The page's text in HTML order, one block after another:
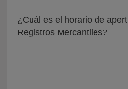
¿Cuál es el horario de
Registros Mercantiles?